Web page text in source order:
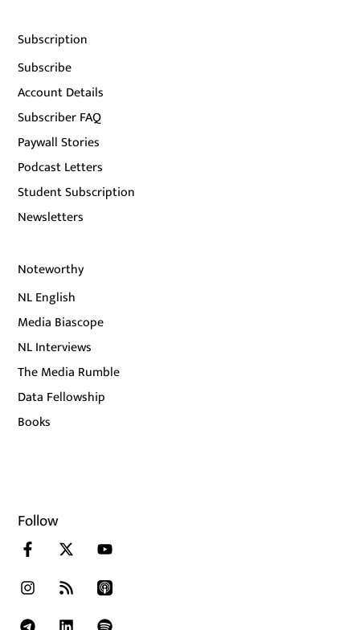
Subscription
Subscribe
Account Details
Subscriber FAQ
Paywall Stories
Podcast Letters
Student Subscription
Newsletters
Noteworthy
NL English
Media Biascope
NL Interviews
The Media Rumble
Data Fellowship
Books
Follow